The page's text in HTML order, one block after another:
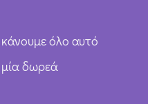
κάνουμε όλο αυτό
δωρεά